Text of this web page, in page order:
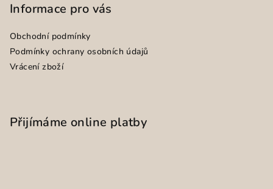
Informace pro vás
Obchodní podmínky
Podmínky ochrany osobních údajů
Vrácení zboží
Přijímáme online platby